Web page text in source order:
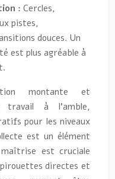
: Cercles,
pistes,
douces. Un
est plus agréable à
montante et
travail à l’amble,
pour les niveaux
est un élément
est cruciale
directes et